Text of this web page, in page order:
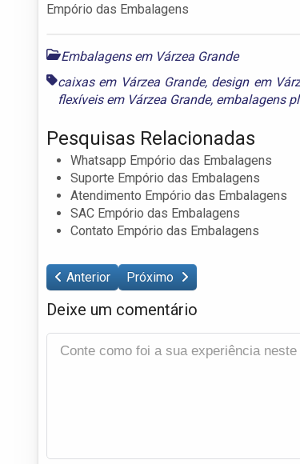
Empório das Embalagens
Embalagens em Várzea Grande
caixas em Várzea Grande, design em
flexíveis em Várzea Grande, embalagens
Pesquisas Relacionadas
Whatsapp Empório das Embalagens
Suporte Empório das Embalagens
Atendimento Empório das Embalagens
SAC Empório das Embalagens
Contato Empório das Embalagens
Anterior Próximo
Deixe um comentário